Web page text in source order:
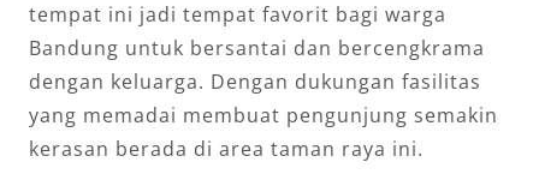
tempat ini jadi tempat favorit bagi warga
Bandung untuk bersantai dan bercengkrama
dengan keluarga. Dengan dukungan fasilitas
yang memadai membuat pengunjung semakin
kerasan berada di area taman raya ini.